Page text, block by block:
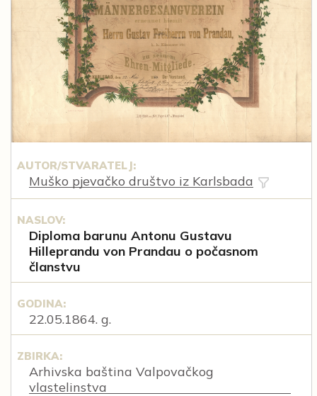
AUTOR/STVARATELJ:
Muško pjevačko društvo iz Karlsbada
NASLOV:
Diploma barunu Antonu Gustavu
Hilleprandu von Prandau o počasnom
članstvu
GODINA:
22.05.1864. g.
ZBIRKA:
Arhivska baština Valpovačkog
vlastelinstva